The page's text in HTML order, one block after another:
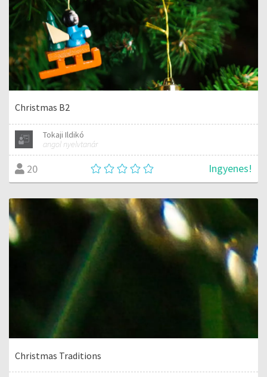
Christmas B2
Tokaji Ildikó
angol nyelvtanár
20 Ingyenes!
Christmas Traditions